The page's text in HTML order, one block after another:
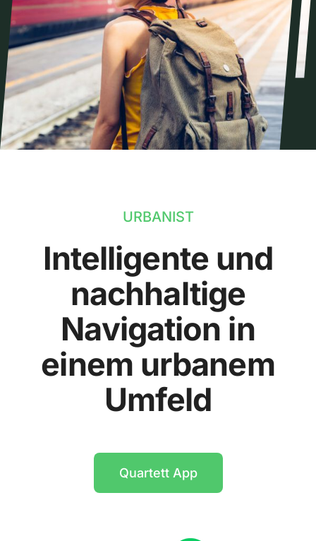
URBANIST
Intelligente und
nachhaltige
Navigation in
einem urbanem
Umfeld
Quartett App